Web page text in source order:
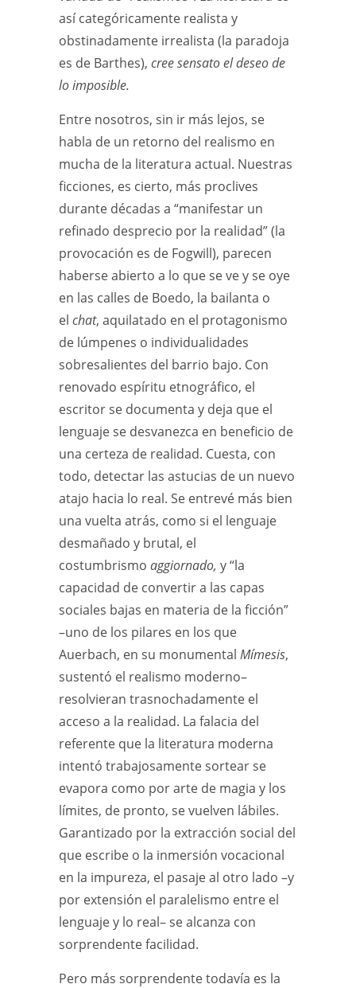
así categóricamente realista y
obstinadamente irrealista (la paradoja
es de Barthes), cree sensato el deseo de
lo imposible.
Entre nosotros, sin ir más lejos, se
habla de un retorno del realismo en
mucha de la literatura actual. Nuestras
ficciones, es cierto, más proclives
durante décadas a “manifestar un
refinado desprecio por la realidad” (la
provocación es de Fogwill), parecen
haberse abierto a lo que se ve y se oye
en las calles de Boedo, la bailanta o
el chat, aquilatado en el protagonismo
de lúmpenes o individualidades
sobresalientes del barrio bajo. Con
renovado espíritu etnográfico, el
escritor se documenta y deja que el
lenguaje se desvanezca en beneficio de
una certeza de realidad. Cuesta, con
todo, detectar las astucias de un nuevo
atajo hacia lo real. Se entrevé más bien
una vuelta atrás, como si el lenguaje
desmañado y brutal, el
costumbrismo aggiornado, y “la
capacidad de convertir a las capas
sociales bajas en materia de la ficción”
–uno de los pilares en los que
Auerbach, en su monumental Mímesis,
sustentó el realismo moderno–
resolvieran trasnochadamente el
acceso a la realidad. La falacia del
referente que la literatura moderna
intentó trabajosamente sortear se
evapora como por arte de magia y los
límites, de pronto, se vuelven lábiles.
Garantizado por la extracción social del
que escribe o la inmersión vocacional
en la impureza, el pasaje al otro lado –y
por extensión el paralelismo entre el
lenguaje y lo real– se alcanza con
sorprendente facilidad.
Pero más sorprendente todavía es la